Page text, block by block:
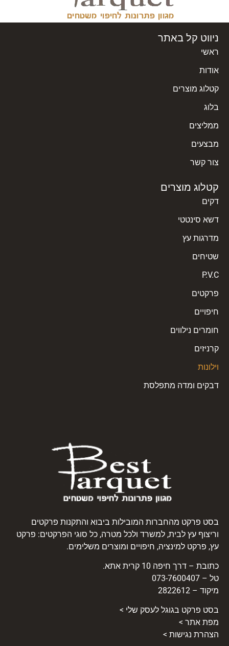
ניווט קל באתר
ראשי
אודות
קטלוג מוצרים
בלוג
ממליצים
מבצעים
צור קשר
קטלוג מוצרים
דקים
דשא סינטטי
מדרגות עץ
שטיחים
P.V.C
פרקטים
חיפויים
חומרים נילווים
קרניזים
וילונות
דבקים ומדה מתפלסת
בסט פרקט מהחברות המובילות ביבוא והתקנות פרקטים
וריצוף עץ לבית, למשרד ולכל מטרה, כל סוגי הפרקטים: פרקט
עץ, פרקט למינציה, חיפויים ומוצרים משלימים.
כתובת – דרך חיפה 10 קרית אתא.
טל – 073-7600407
מיקוד – 2822612
בסט פרקט בגוגל לעסק שלי >
מפת אתר >
הצהרת נגישות >